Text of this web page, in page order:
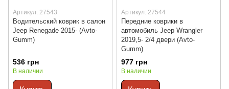
Артикул: 27543
Водительский коврик в салон
Jeep Renegade 2015- (Avto-
Gumm)
536 грн
В наличии
Артикул: 27544
Передние коврики в
автомобиль Jeep Wrangler
2019,5- 2/4 двери (Avto-
Gumm)
977 грн
В наличии